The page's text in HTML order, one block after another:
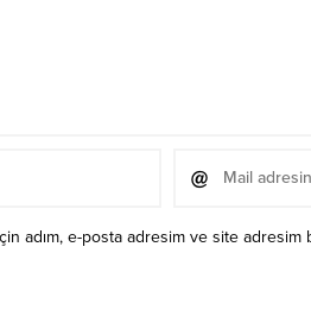
adım, e-posta adresim ve site adresim